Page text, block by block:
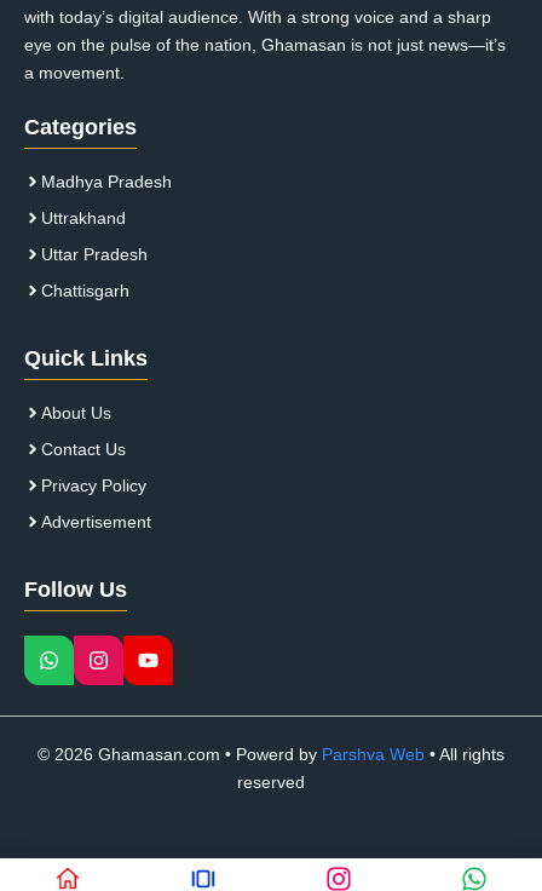
with today’s digital audience. With a strong voice and a sharp
eye on the pulse of the nation, Ghamasan is not just news—it’s
a movement.
Categories
Madhya Pradesh
Uttrakhand
Uttar Pradesh
Chattisgarh
Quick Links
About Us
Contact Us
Privacy Policy
Advertisement
Follow Us
© 2026 Ghamasan.com • Powerd by Parshva Web • All rights
reserved